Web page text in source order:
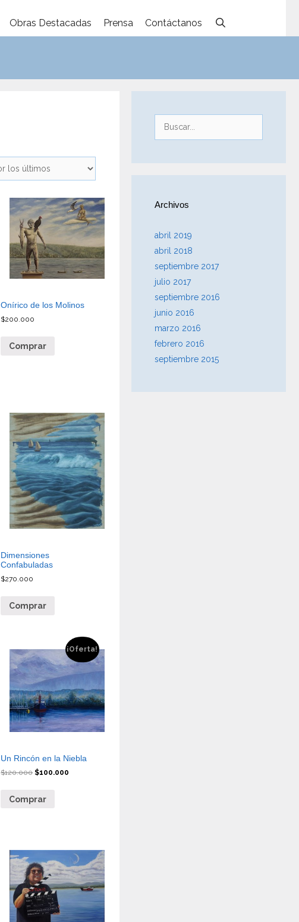
Obras Destacadas Prensa Contáctanos
Onírico de los Molinos
$200.000
Comprar
Dimensiones
Confabuladas
$270.000
Comprar
¡Oferta!
Un Rincón en la Niebla
$120.000 $100.000
Comprar
Archivos
abril 2019
abril 2018
septiembre 2017
julio 2017
septiembre 2016
junio 2016
marzo 2016
febrero 2016
septiembre 2015